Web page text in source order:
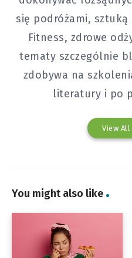
się podróżami, sztuką
Fitness, zdrowe
tematy szczególnie
zdobywa na
literatury i po
View
You might also like